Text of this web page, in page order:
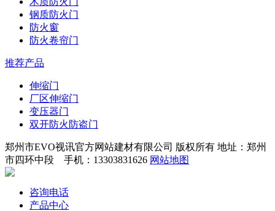
钢质防火门
防火窗
防火卷帘门
推荐产品
伸缩门
厂区伸缩门
变压器门
双开防火防盗门
郑州市EVO视讯官方网站建材有限公司 版权所有 地址：郑州
市四环中段 手机：13303831626 网站地图
咨询电话
产品中心